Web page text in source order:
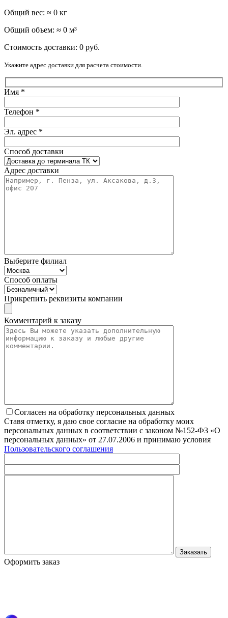
Общий вес: ≈ 0 кг
Общий объем: ≈ 0 м³
Стоимость доставки: 0 руб.
Укажите адрес доставки для расчета стоимости.
Имя *
Телефон *
Эл. адрес *
Способ доставки
Адрес доставки
Выберите филиал
Способ оплаты
Прикрепить реквизиты компании
Комментарий к заказу
Согласен на обработку персональных данных
Ставя отметку, я даю свое согласие на обработку моих
персональных данных в соответствии с законом №152-Ф3 «О
персональных данных» от 27.07.2006 и принимаю условия
Пользовательского соглашения
Оформить заказ